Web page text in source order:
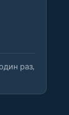
раз,